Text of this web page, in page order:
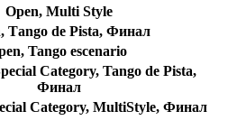
Open, Multi Style
Таngo de Pista, Финал
Tango escenario
Category, Tango de Pista,
Финал
Category, MultiStyle, Финал